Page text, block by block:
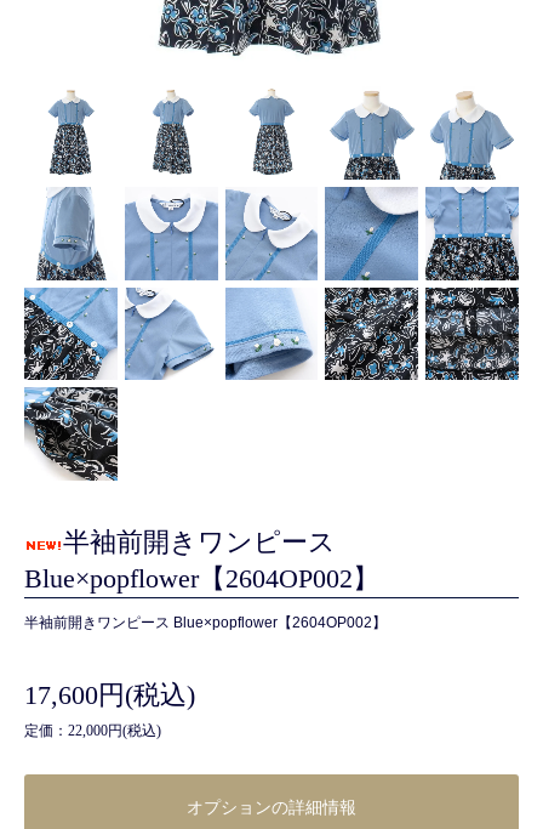
半袖前開きワンピース
Blue×popflower【2604OP002】
半袖前開きワンピース Blue×popflower【2604OP002】
17,600円(税込)
定価：22,000円(税込)
オプションの詳細情報